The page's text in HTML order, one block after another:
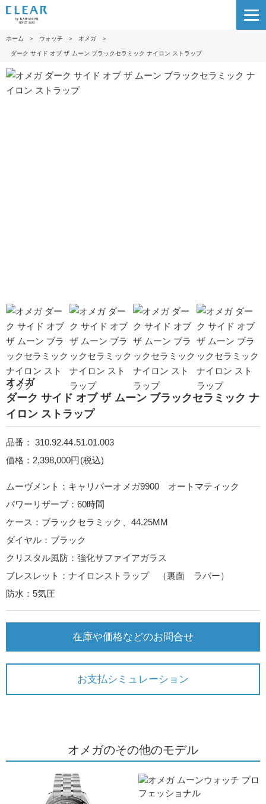
ホーム ＞ ウォッチ ＞ オメガ ＞
ダーク サイド オブ ザ ムー ン ブラックセラミック ナイロン ストラッ プ
オメガ
ダーク サイド オブ ザ ムー ン ブラックセラミック ナ
イロン ストラッ プ
品番： 310.92.44.51.01.003
価格：2,398,000円(税込)
ムーヴメント：キャリバーオメガ9900 オートマティック
パワーリザーブ：60時間
ケース：ブラックセラミック、44.25MM
ダイヤル：ブラック
クリスタル風防：強化サファイアガラス
ブレスレット：ナイロンストラップ （裏面 ラバー）
防水：5気圧
在庫や価格などのお問合せ
お支払シミュレーション
オメガのその他のモデル